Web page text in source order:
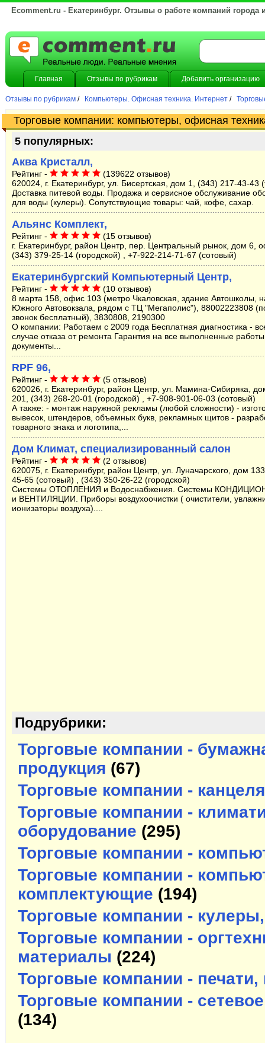
Ecomment.ru - Екатеринбург. Отзывы о работе компаний города
Главная Отзывы по рубрикам Добавить организацию
Отзывы по рубрикам / Компьютеры. Офисная техника. Интернет /
Торговые компании: компьютеры, офисная
5 популярных:
Аква Кристалл,
Рейтинг -
(139622 отзывов)
620024, г. Екатеринбург, ул. Бисертская, дом 1, (343) 217-43-43
Доставка питевой воды. Продажа и сервисное обслуживание
для воды (кулеры). Сопутствующие товары: чай, кофе, сахар.
Альянс Комплект,
Рейтинг -
(15 отзывов)
г. Екатеринбург, район Центр, пер. Центральный рынок, дом 6,
(343) 379-25-14 (городской) , +7-922-214-71-67 (сотовый)
Екатеринбургский Компьютерный Центр,
Рейтинг -
(10 отзывов)
8 марта 158, офис 103 (метро Чкаловская, здание Автошколы,
Южного Автовокзала, рядом с ТЦ "Мегаполис"), 88002223808
звонок бесплатный), 3830808, 2190300
О компании: Работаем с 2009 года Бесплатная диагностика -
случае отказа от ремонта Гарантия на все выполненные
документы...
RPF 96,
Рейтинг -
(5 отзывов)
620026, г. Екатеринбург, район Центр, ул. Мамина-Сибиряка,
201, (343) 268-20-01 (городской) , +7-908-901-06-03 (сотовый)
А также: - монтаж наружной рекламы (любой сложности) -
вывесок, штендеров, объемных букв, рекламных щитов -
товарного знака и логотипа,...
Дом Климат, специализированный салон
Рейтинг -
(2 отзывов)
620075, г. Екатеринбург, район Центр, ул. Луначарского, дом
45-65 (сотовый) , (343) 350-26-22 (городской)
Системы ОТОПЛЕНИЯ и Водоснабжения. Системы
и ВЕНТИЛЯЦИИ. Приборы воздухоочистки ( очистители,
ионизаторы воздуха)....
Подрубрики:
Торговые компании -
продукция (67)
Торговые компании -
Торговые компании -
оборудование (295)
Торговые компании -
Торговые компании -
комплектующие (194)
Торговые компании -
Торговые компании -
материалы (224)
Торговые компании -
Торговые компании -
(134)